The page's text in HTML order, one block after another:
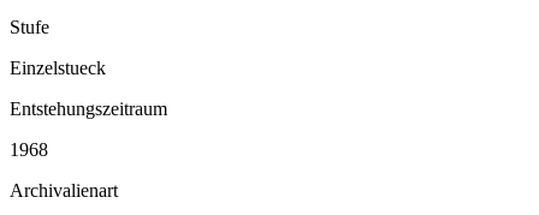
Stufe
Einzelstueck
Entstehungszeitraum
1968
Archivalienart